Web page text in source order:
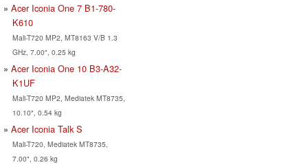
Acer Iconia One 7 B1-780-
K610
Mali-T720 MP2, MT8163 V/B 1.3
GHz, 7.00", 0.25 kg
Acer Iconia One 10 B3-A32-
K1UF
Mali-T720 MP2, Mediatek MT8735,
10.10", 0.54 kg
Acer Iconia Talk S
Mali-T720, Mediatek MT8735,
7.00", 0.26 kg